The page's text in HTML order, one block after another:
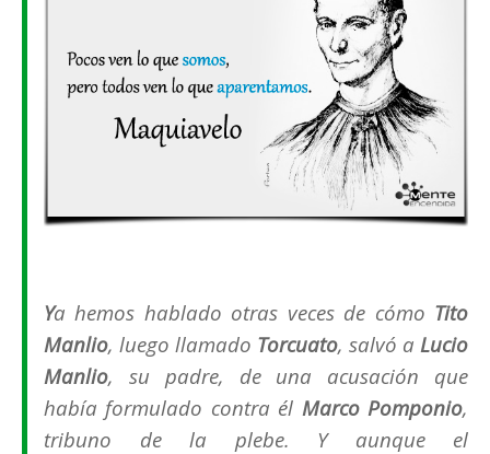
Ya hemos hablado otras veces de cómo Tito
Manlio, luego llamado Torcuato, salvó a Lucio
Manlio, su padre, de una acusación que
había formulado contra él Marco Pomponio,
tribuno de la plebe. Y aunque el